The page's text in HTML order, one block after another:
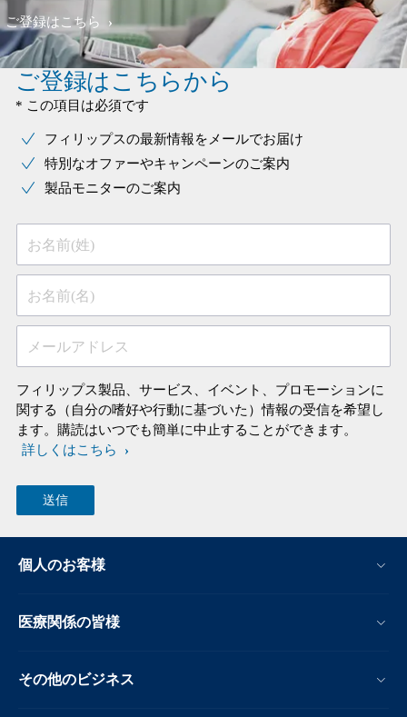
ご登録はこちら
ご登録はこちらから
* この項目は必須です
フィリップスの最新情報をメールでお届け
特別なオファーやキャンペーンのご案内
製品モニターのご案内
お名前(姓)
お名前(名)
メールアドレス
フィリップス製品、サービス、イベント、プロモーションに
関する（自分の嗜好や行動に基づいた）情報の受信を希望し
ます。購読はいつでも簡単に中止することができます。
詳しくはこちら
個人のお客様
医療関係の皆様
その他のビジネス